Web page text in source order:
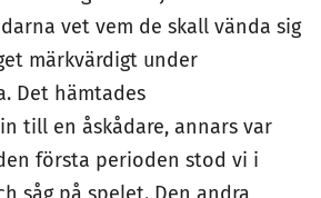
vet vem de skall vända sig
märkvärdigt under
Det hämtades
till en åskådare, annars var
första perioden stod vi i